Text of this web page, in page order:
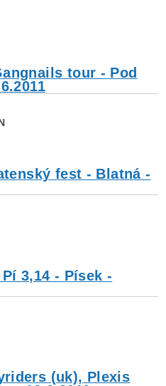
tour - Pod
fest - Blatná -
3,14 - Písek -
(uk), Plexis